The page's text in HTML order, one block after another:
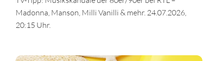
Madonna, Manson, Milli Vanilli & mehr. 24.07.2026,
20:15 Uhr.